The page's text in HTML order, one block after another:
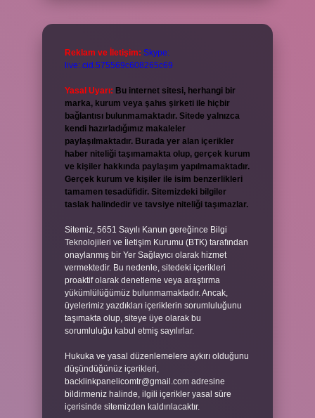
Reklam ve İletişim: Skype:
live:.cid.575569c608265c69
Yasal Uyarı: Bu internet sitesi, herhangi bir
marka, kurum veya şahıs şirketi ile hiçbir
bağlantısı bulunmamaktadır. Sitede yalnızca
kendi hazırladığımız makaleler
paylaşılmaktadır. Burada yer alan içerikler
haber niteliği taşımamakta olup, gerçek kurum
ve kişiler hakkında paylaşım yapılmamaktadır.
Gerçek kurum ve kişiler ile isim benzerlikleri
tamamen tesadüfidir. Sitemizdeki bilgiler
taslak halindedir ve tavsiye niteliği taşımazlar.
Sitemiz, 5651 Sayılı Kanun gereğince Bilgi
Teknolojileri ve İletişim Kurumu (BTK) tarafından
onaylanmış bir Yer Sağlayıcı olarak hizmet
vermektedir. Bu nedenle, sitedeki içerikleri
proaktif olarak denetleme veya araştırma
yükümlülüğümüz bulunmamaktadır. Ancak,
üyelerimiz yazdıkları içeriklerin sorumluluğunu
taşımakta olup, siteye üye olarak bu
sorumluluğu kabul etmiş sayılırlar.
Hukuka ve yasal düzenlemelere aykırı olduğunu
düşündüğünüz içerikleri,
backlinkpanelicomtr@gmail.com adresine
bildirmeniz halinde, ilgili içerikler yasal süre
içerisinde sitemizden kaldırılacaktır.